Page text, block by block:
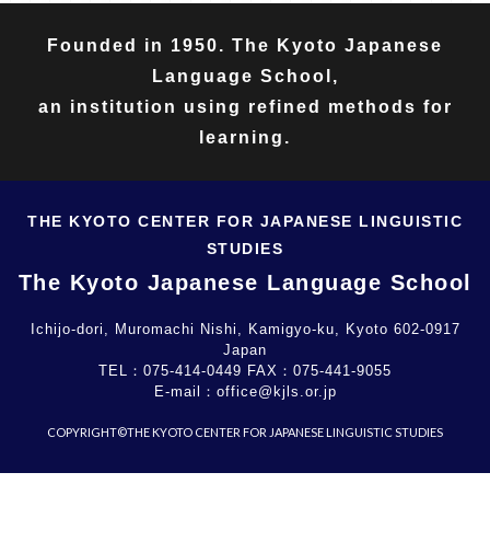
Founded in 1950. The Kyoto Japanese
Language School,
an institution using refined methods for
learning.
THE KYOTO CENTER FOR JAPANESE LINGUISTIC
STUDIES
The Kyoto Japanese Language School
Ichijo-dori, Muromachi Nishi, Kamigyo-ku, Kyoto 602-0917
Japan
TEL： 075-414-0449 FAX： 075-441-9055
E-mail： office@kjls.or.jp
COPYRIGHT©THE KYOTO CENTER FOR JAPANESE LINGUISTIC STUDIES